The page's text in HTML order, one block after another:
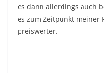
es dann allerdings auch
es zum Zeitpunkt meiner
preiswerter.